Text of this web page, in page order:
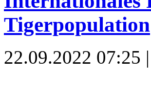
Tigerpopulation
22.09.2022 07:25 |